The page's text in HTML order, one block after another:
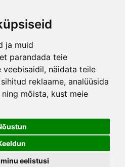
ja muid
parandada teie
veebisaidil, näidata teile
reklaame, analüüsida
mõista, kust meie
eelistusi